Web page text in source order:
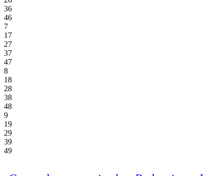
36
46
7
17
27
37
47
8
18
28
38
48
9
19
29
39
49